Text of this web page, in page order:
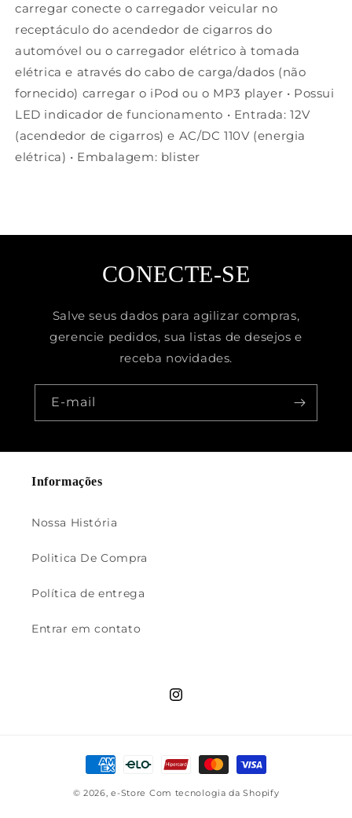
iPod
e
MP3
Palyer
iPod
e
MP3
Palyer
carregar conecte o carregador veicular no
receptáculo do acendedor de cigarros do
automóvel ou o carregador elétrico à tomada
elétrica e através do cabo de carga/dados (não
fornecido) carregar o iPod ou o MP3 player • Possui
LED indicador de funcionamento • Entrada: 12V
(acendedor de cigarros) e AC/DC 110V (energia
elétrica) • Embalagem: blister
CONECTE-SE
Salve seus dados para agilizar compras,
gerencie pedidos, sua listas de desejos e
receba novidades.
E-mail
Informações
Nossa História
Politica De Compra
Política de entrega
Entrar em contato
Instagram
Formas
de
pagamento
© 2026,e-Store Com tecnologia da Shopify